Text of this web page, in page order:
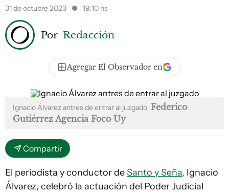
31 de octubre 2023
19:10 hs
Por Redacción
Agregar El Observador en
Ignacio Álvarez antres de entrar al juzgado Federico
Gutiérrez Agencia Foco Uy
Compartir
El periodista y conductor deSanto y Seña, Ignacio
Álvarez, celebró la actuación del Poder Judicial